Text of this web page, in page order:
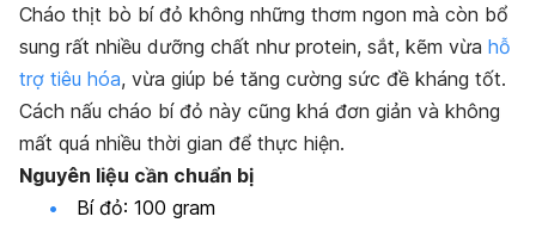
Cháo thịt bò bí đỏ không những thơm ngon mà còn bổ
sung rất nhiều dưỡng chất như protein, sắt, kẽm vừa hỗ
trợ tiêu hóa, vừa giúp bé tăng cường sức đề kháng tốt.
Cách nấu cháo bí đỏ này cũng khá đơn giản và không
mất quá nhiều thời gian để thực hiện.
Nguyên liệu cần chuẩn bị
Bí đỏ: 100 gram